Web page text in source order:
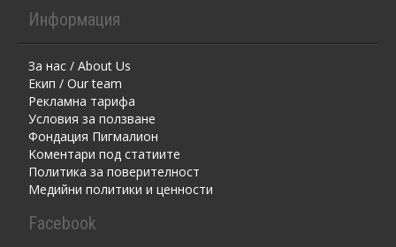
Информация
За нас / About Us
Екип / Our team
Рекламна тарифа
Условия за ползване
Фондация Пигмалион
Kоментaри под статиите
Политика за поверителност
Медийни политики и ценности
Facebook